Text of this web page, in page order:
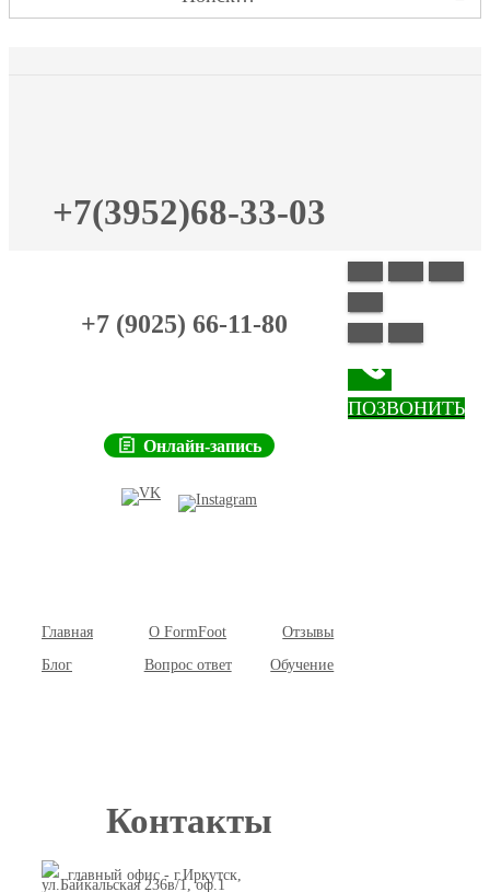
+7(3952)68-33-03
+7 (9025) 66-11-80
Онлайн-запись
Главная О FormFoot
Отзывы
Блог
Вопрос ответ Обучение
Контакты
главный офис - г.Иркутск,
ул.Байкальская 236в/1, оф.1
ПОЗВОНИТЬ